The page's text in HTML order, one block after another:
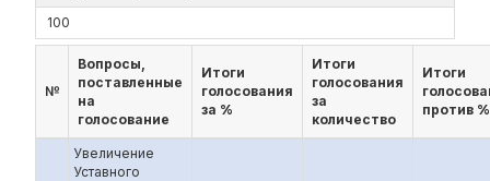
100
№
Вопросы,
поставленные
на
голосование
Итоги
голосования
за %
Итоги
голосования
за
количество
Итоги
против %
Увеличение
Уставного